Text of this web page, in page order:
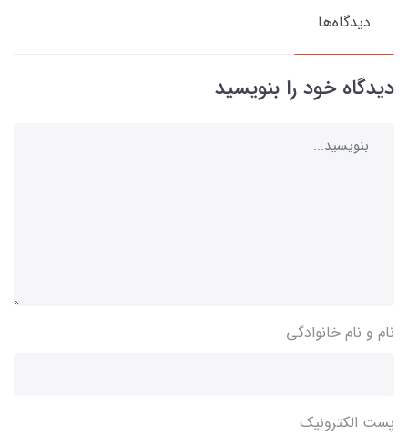
دیدگاه‌ها
دیدگاه خود را بنویسید
نام و نام خانوادگی
پست الکترونیک